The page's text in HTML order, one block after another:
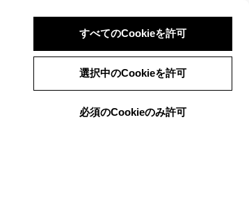
すべてのCookieを許可
選択中のCookieを許可
必須のCookieのみ許可
ログイン 検索 メニュー
メニュー